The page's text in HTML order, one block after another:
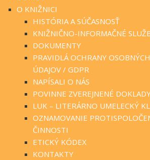
O KNIŽNICI
HISTÓRIA A SÚČASNOSŤ
KNIŽNIČNO-INFORMAČNÉ
DOKUMENTY
PRAVIDLÁ OCHRANY OSOBNÝCH
ÚDAJOV / GDPR
NAPÍSALI O NÁS
POVINNE ZVEREJNENÉ
LUK – LITERÁRNO UMELECKÝ
OZNAMOVANIE
ČINNOSTI
ETICKÝ KÓDEX
KONTAKTY